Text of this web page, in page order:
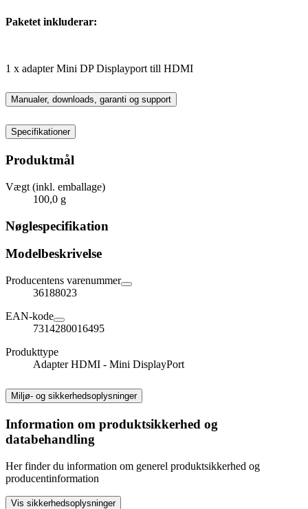
Paketet inkluderar:
1 x adapter Mini DP Displayport till HDMI
Manualer, downloads, garanti og support
Specifikationer
Produktmål
Vægt (inkl. emballage)
100,0 g
Nøglespecifikation
Modelbeskrivelse
Producentens varenummer
36188023
EAN-kode
7314280016495
Produkttype
Adapter HDMI - Mini DisplayPort
Miljø- og sikkerhedsoplysninger
Information om produktsikkerhed og
databehandling
Her finder du information om generel produktsikkerhed og
producentinformation
Vis sikkerhedsoplysninger